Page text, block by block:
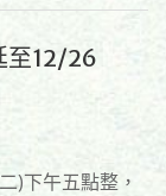
至12/26
)下午五點整，